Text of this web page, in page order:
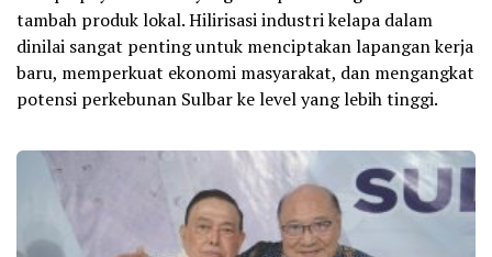
tambah produk lokal. Hilirisasi industri kelapa dalam
dinilai sangat penting untuk menciptakan lapangan kerja
baru, memperkuat ekonomi masyarakat, dan mengangkat
potensi perkebunan Sulbar ke level yang lebih tinggi.